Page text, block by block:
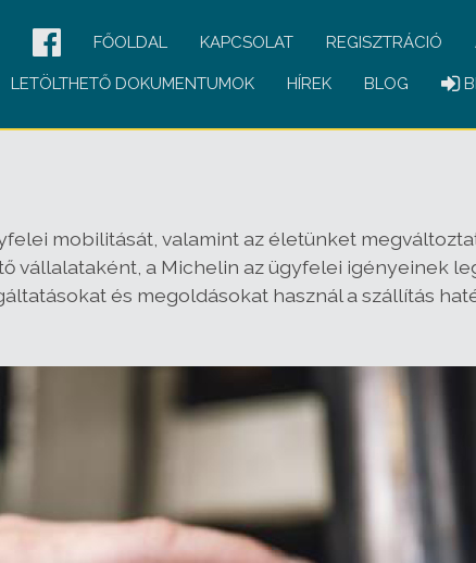
FŐOLDAL KAPCSOLAT REGISZTRÁCIÓ
LETÖLTHETŐ DOKUMENTUMOK HÍREK BLOG
mobilitását, valamint az életünket
vállalataként, a Michelin az ügyfelei igényeinek
és megoldásokat használ a szállítás